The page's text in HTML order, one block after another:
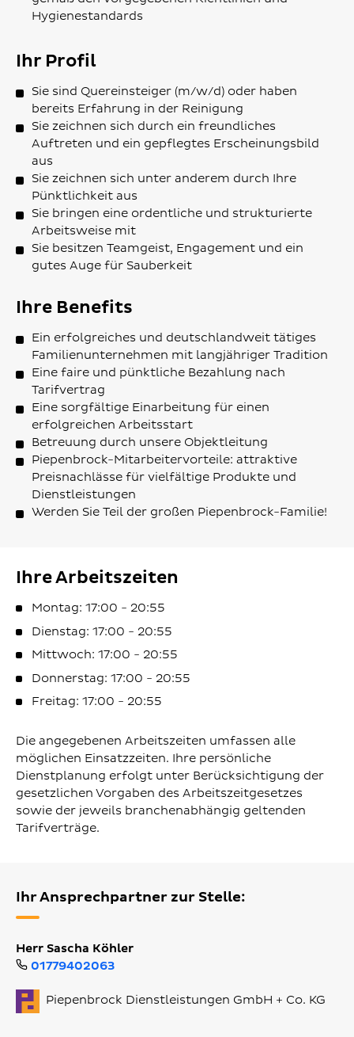
Hygienestandards
Ihr Profil
Sie sind Quereinsteiger (m/w/d) oder haben
bereits Erfahrung in der Reinigung
Sie zeichnen sich durch ein freundliches
Auftreten und ein gepflegtes Erscheinungsbild
aus
Sie zeichnen sich unter anderem durch Ihre
Pünktlichkeit aus
Sie bringen eine ordentliche und strukturierte
Arbeitsweise mit
Sie besitzen Teamgeist, Engagement und ein
gutes Auge für Sauberkeit
Ihre Benefits
Ein erfolgreiches und deutschlandweit tätiges
Familienunternehmen mit langjähriger Tradition
Eine faire und pünktliche Bezahlung nach
Tarifvertrag
Eine sorgfältige Einarbeitung für einen
erfolgreichen Arbeitsstart
Betreuung durch unsere Objektleitung
Piepenbrock-Mitarbeitervorteile: attraktive
Preisnachlässe für vielfältige Produkte und
Dienstleistungen
Werden Sie Teil der großen Piepenbrock-Familie!
Ihre Arbeitszeiten
Montag: 17:00 - 20:55
Dienstag: 17:00 - 20:55
Mittwoch: 17:00 - 20:55
Donnerstag: 17:00 - 20:55
Freitag: 17:00 - 20:55
Die angegebenen Arbeitszeiten umfassen alle
möglichen Einsatzzeiten. Ihre persönliche
Dienstplanung erfolgt unter Berücksichtigung der
gesetzlichen Vorgaben des Arbeitszeitgesetzes
sowie der jeweils branchenabhängig geltenden
Tarifverträge.
Ihr Ansprechpartner zur Stelle:
Herr Sascha Köhler
01779402063
Piepenbrock Dienstleistungen GmbH + Co. KG